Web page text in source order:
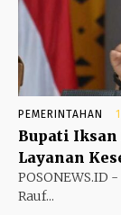
PEMERINTAHAN
Bupati
Layanan
Rauf...